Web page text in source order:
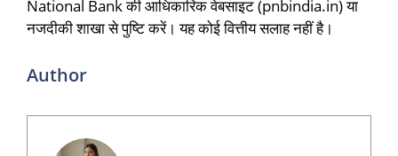
National Bank की आधिकारिक वेबसाइट (pnbindia.in) या
नजदीकी शाखा से पुष्टि करें। यह कोई वित्तीय सलाह नहीं है।
Author